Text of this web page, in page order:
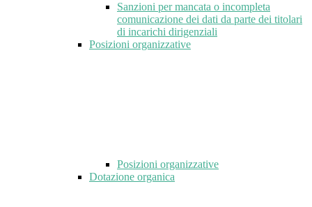
Sanzioni per mancata o incompleta
comunicazione dei dati da parte dei titolari
di incarichi dirigenziali
Posizioni organizzative
Posizioni organizzative
Dotazione organica